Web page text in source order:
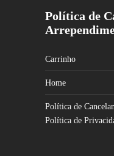
Política de
Carrinho
Home
Política de
Política de